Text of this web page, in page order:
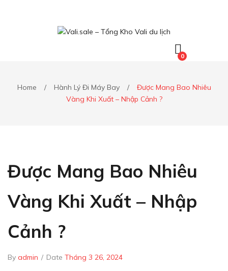
0
Home / Hành Lý Đi Máy Bay /
Được Mang Bao Nhiêu
Vàng Khi Xuất – Nhập Cảnh ?
Được Mang Bao Nhiêu
Vàng Khi Xuất – Nhập
Cảnh ?
By admin / Date Tháng 3 26, 2024